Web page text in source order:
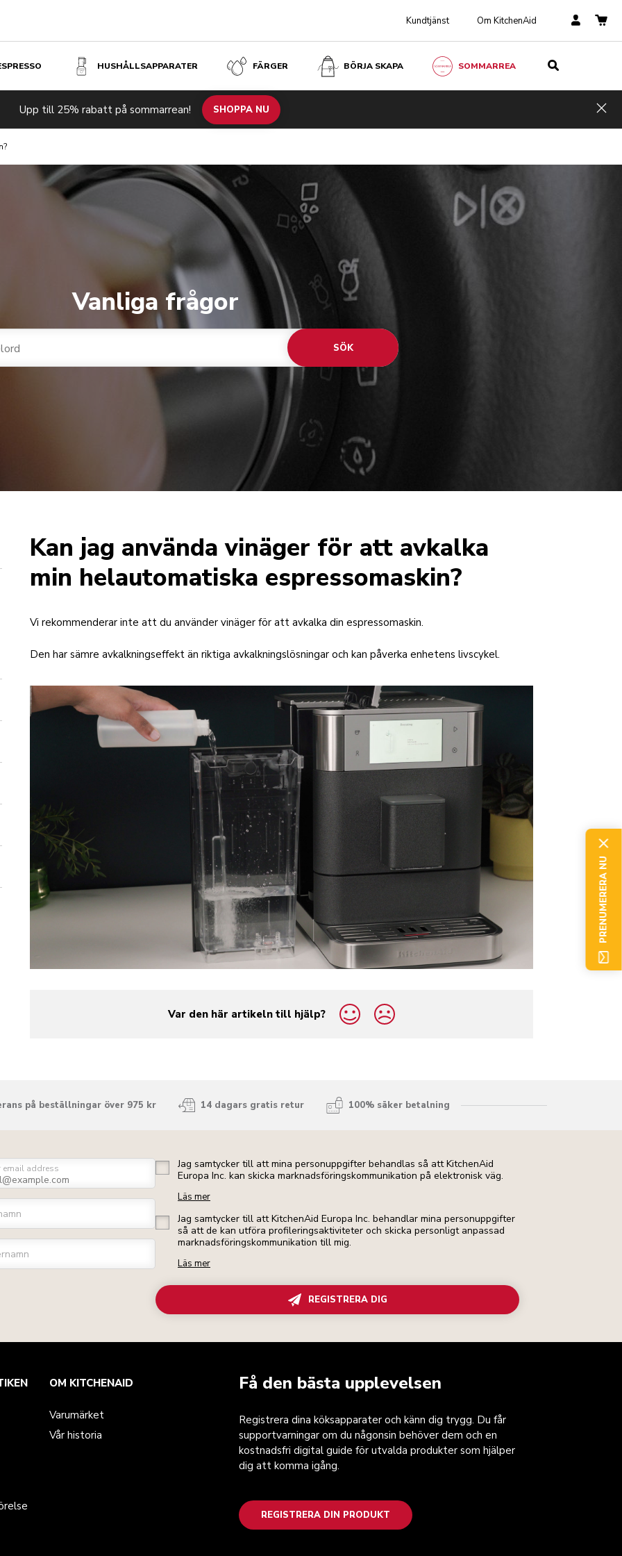
Kundtjänst Om KitchenAid
HUSHÅLLSAPPARATER FÄRGER BÖRJA SKAPA SOMMARREA
Upp till 25% rabatt på sommarrean! SHOPPA NU
Vanliga frågor
SÖK
Kan jag använda vinäger för att avkalka
min helautomatiska espressomaskin?
Vi rekommenderar inte att du använder vinäger för att avkalka din espressomaskin.
Den har sämre avkalkningseffekt än riktiga avkalkningslösningar och kan påverka enhetens livscykel.
Var den här artikeln till hjälp?
yes
no
på beställningar över 975 kr 14 dagars gratis retur 100% säker betalning
email address
Jag samtycker till att mina personuppgifter behandlas så att KitchenAid
Europa Inc. kan skicka marknadsföringskommunikation på elektronisk väg.
Läs mer
Jag samtycker till att KitchenAid Europa Inc. behandlar mina personuppgifter
så att de kan utföra profileringsaktiviteter och skicka personligt anpassad
marknadsföringskommunikation till mig.
Läs mer
REGISTRERA DIG
Få den bästa upplevelsen
Registrera dina köksapparater och känn dig trygg. Du får
supportvarningar om du någonsin behöver dem och en
kostnadsfri digital guide för utvalda produkter som hjälper
dig att komma igång.
REGISTRERA DIN PRODUKT
OM KITCHENAID
Varumärket
Vår historia
PRENUMERERA NU